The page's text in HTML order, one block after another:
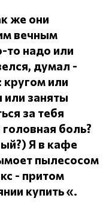
же они
вечным
то надо или
думал -
кругом или
заняты
за тебя
боль?
Я в кафе
пылесосом
- притом
купить «.